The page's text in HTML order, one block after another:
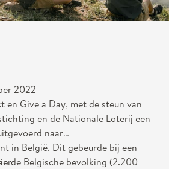
2022
en Give a Day, met de steun van
en de Nationale Loterij een
naar
in België. Dit gebeurde bij een
de Belgische bevolking (2.200